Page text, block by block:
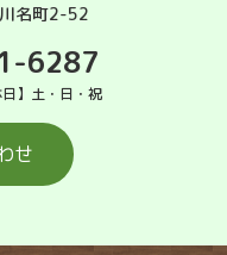
名町2-52
6287
】土・日・祝
せ